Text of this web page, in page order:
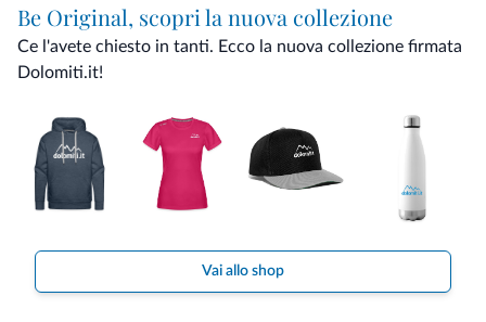
Be Original, scopri la nuova collezione
Ce l'avete chiesto in tanti. Ecco la nuova collezione firmata
Dolomiti.it!
Vai allo shop